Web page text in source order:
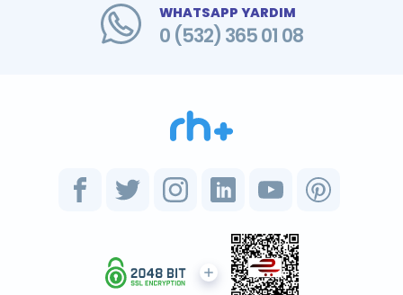
WHATSAPP YARDIM
0 (532) 365 01 08